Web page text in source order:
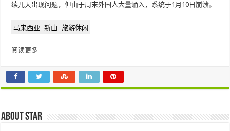
续几天出现问题，但由于周末外国人大量涌入，系统于1月10日崩溃。
马来西亚 新山 旅游休闲
阅读更多
About star